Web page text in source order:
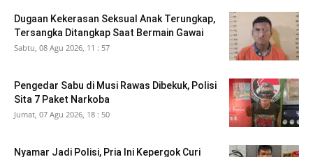
Dugaan Kekerasan Seksual Anak Terungkap,
Tersangka Ditangkap Saat Bermain Gawai
Sabtu, 08 Agu 2026, 11 : 57
Pengedar Sabu di Musi Rawas Dibekuk, Polisi
Sita 7 Paket Narkoba
Jumat, 07 Agu 2026, 18 : 50
Nyamar Jadi Polisi, Pria Ini Kepergok Curi